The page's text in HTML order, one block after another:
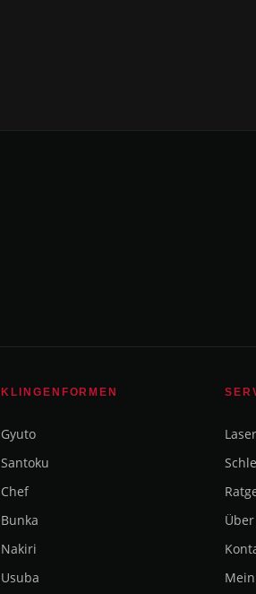
KLINGENFORMEN
Gyuto
Santoku
Chef
Bunka
Nakiri
Usuba